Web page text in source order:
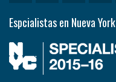
Espcialistas en Nueva York